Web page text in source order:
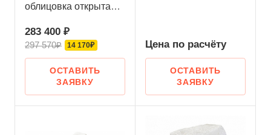
облицовка открытая
283 400 ₽
297 570₽ 14 170₽
ОСТАВИТЬ
ЗАЯВКУ
Цена по расчёту
ОСТАВИТЬ
ЗАЯВКУ